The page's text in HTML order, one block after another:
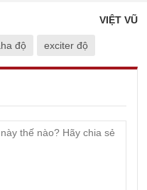
VIỆT VŨ
độ exciter độ